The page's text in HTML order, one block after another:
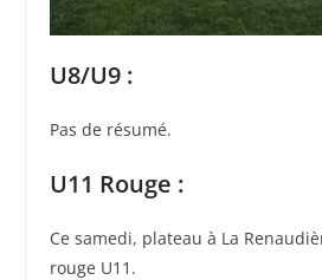
U8/U9 :
Pas de résumé.
U11 Rouge :
Ce samedi, plateau à La
rouge U11.